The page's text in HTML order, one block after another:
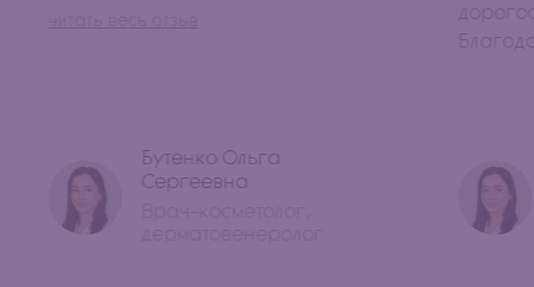
Бутенко Ольга
Сергеевна